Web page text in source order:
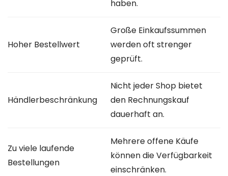
haben.
Hoher Bestellwert
Große Einkaufssummen
werden oft strenger
geprüft.
Händlerbeschränkung
Nicht jeder Shop bietet
den Rechnungskauf
dauerhaft an.
Zu viele laufende
Bestellungen
Mehrere offene Käufe
können die Verfügbarkeit
einschränken.